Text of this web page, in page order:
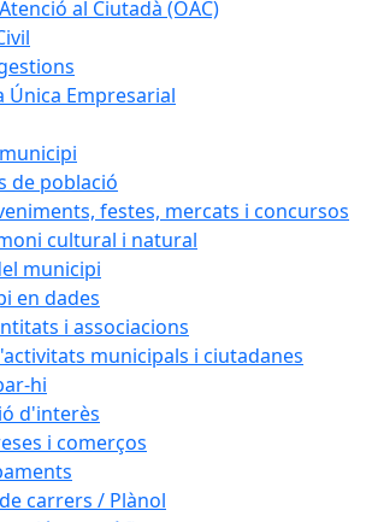
al Ciutadà (OAC)
Única Empresarial
de població
festes, mercats i concursos
cultural i natural
municipi
en dades
i associacions
municipals i ciutadanes
hi
d'interès
i comerços
carrers / Plànol